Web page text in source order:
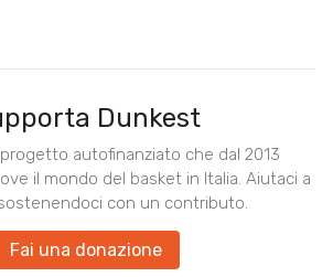
Dunkest
autofinanziato che dal 2013
il mondo del basket in Italia. Aiutaci a
con un contributo.
Fai una donazione